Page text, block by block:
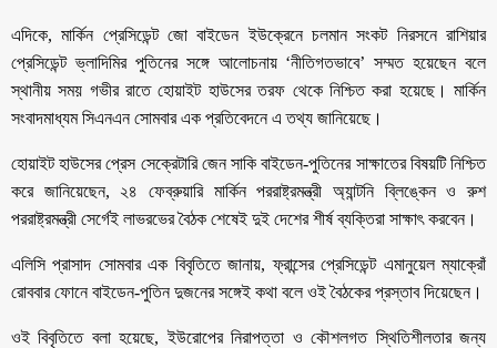
এদিকে, মার্কিন প্রেসিডেন্ট জো বাইডেন ইউক্রেনে চলমান সংকট নিরসনে রাশিয়ার
প্রেসিডেন্ট ভ্লাদিমির পুতিনের সঙ্গে আলোচনায় ‘নীতিগতভাবে’ সম্মত হয়েছেন বলে
স্থানীয় সময় গভীর রাতে হোয়াইট হাউসের তরফ থেকে নিশ্চিত করা হয়েছে। মার্কিন
সংবাদমাধ্যম সিএনএন সোমবার এক প্রতিবেদনে এ তথ্য জানিয়েছে।
হোয়াইট হাউসের প্রেস সেক্রেটারি জেন সাকি বাইডেন-পুতিনের সাক্ষাতের বিষয়টি নিশ্চিত
করে জানিয়েছেন, ২৪ ফেব্রুয়ারি মার্কিন পররাষ্ট্রমন্ত্রী অ্যান্টনি ব্লিঙ্কেন ও রুশ
পররাষ্ট্রমন্ত্রী সের্গেই লাভরভের বৈঠক শেষেই দুই দেশের শীর্ষ ব্যক্তিরা সাক্ষাৎ করবেন।
এলিসি প্রাসাদ সোমবার এক বিবৃতিতে জানায়, ফ্রান্সের প্রেসিডেন্ট এমানুয়েল ম্যাক্রোঁ
রোববার ফোনে বাইডেন-পুতিন দুজনের সঙ্গেই কথা বলে ওই বৈঠকের প্রস্তাব দিয়েছেন।
ওই বিবৃতিতে বলা হয়েছে, ইউরোপের নিরাপত্তা ও কৌশলগত স্থিতিশীলতার জন্য